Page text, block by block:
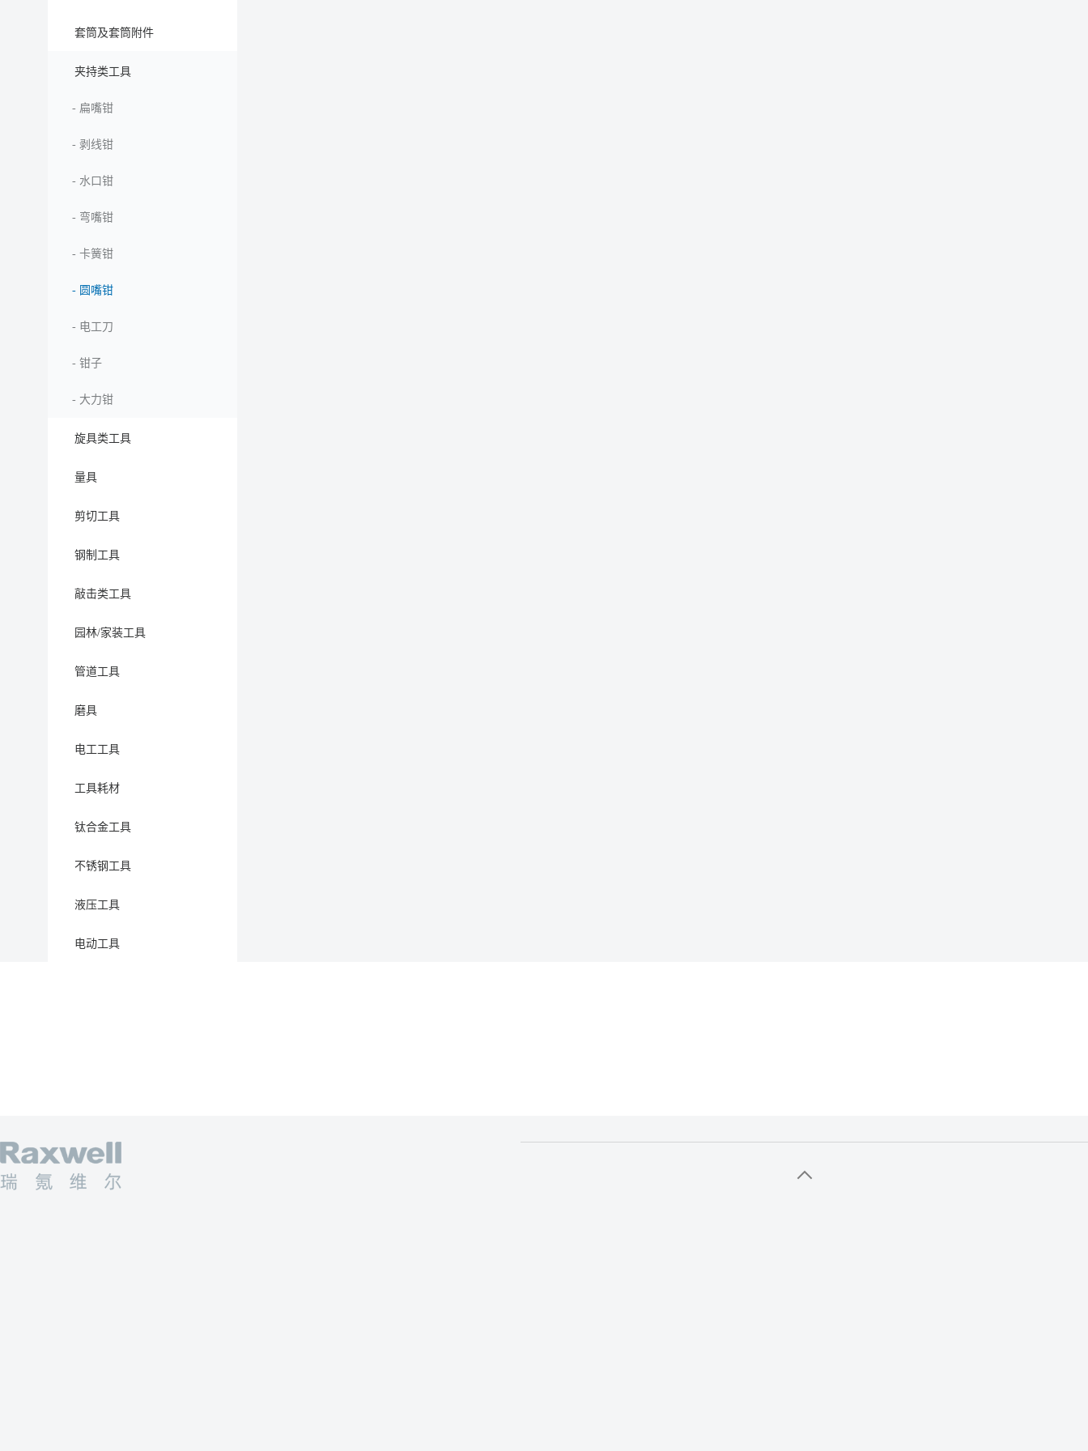
套筒及套筒附件
夹持类工具
- 扁嘴钳
- 剥线钳
- 水口钳
- 弯嘴钳
- 卡簧钳
- 圆嘴钳
- 电工刀
- 钳子
- 大力钳
旋具类工具
量具
剪切工具
钢制工具
敲击类工具
园林/家装工具
管道工具
磨具
电工工具
工具耗材
钛合金工具
不锈钢工具
液压工具
电动工具